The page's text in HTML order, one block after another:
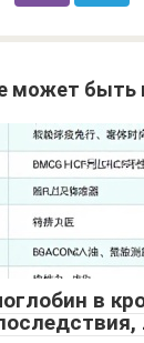
может быть
в